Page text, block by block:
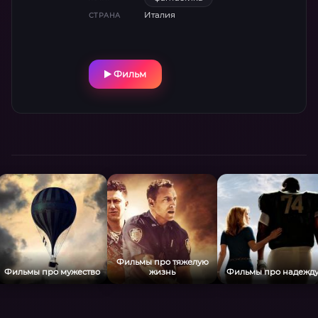
о ней все. Пока не сталкивается
со странным преступником, над которым
СТРАНА Италия
Фильм
Фильмы про мужество
Фильмы про тяжелую
жизнь
Фильмы про надежду